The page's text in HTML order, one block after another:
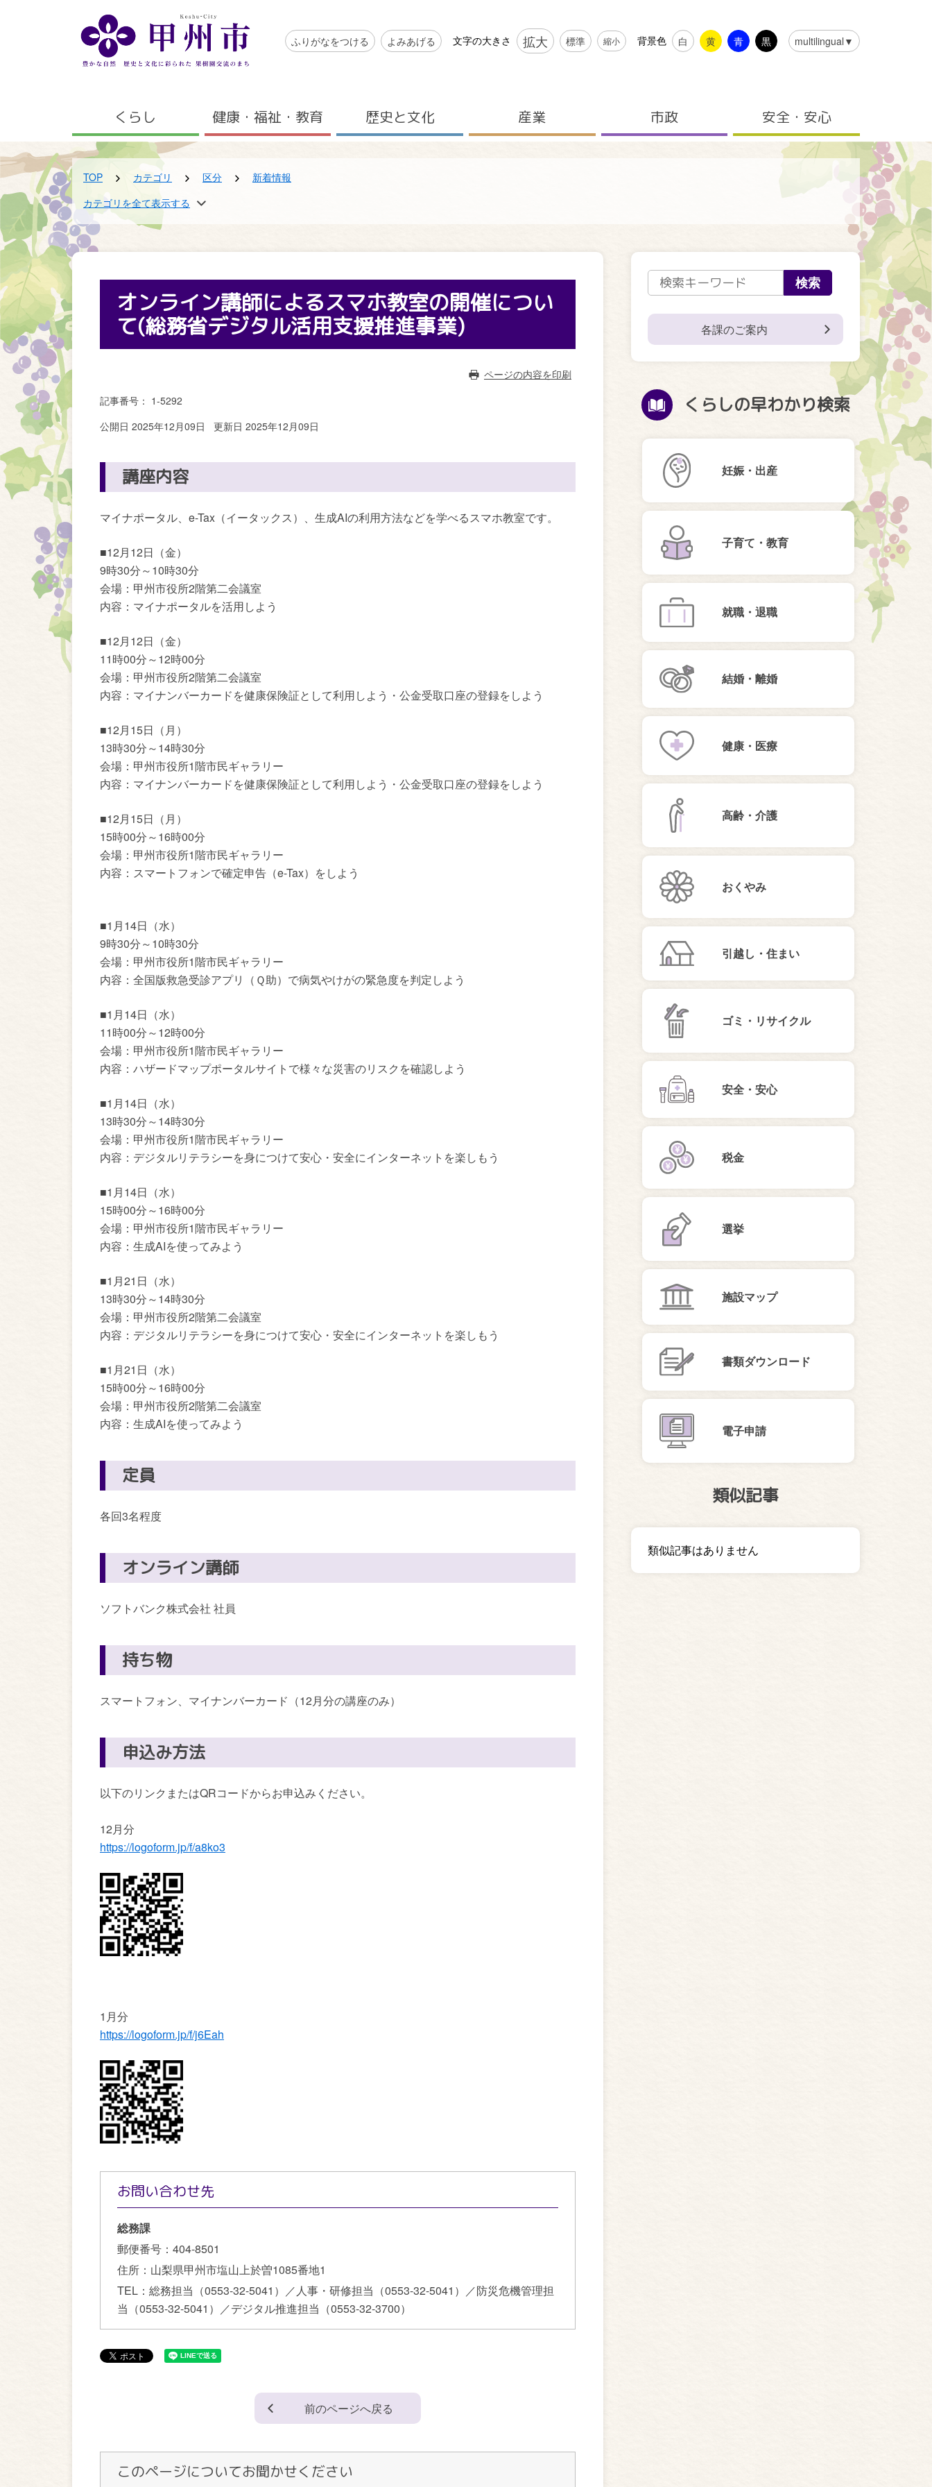
アクセシビリティツール
ふりがなをつける よみあげる 文字の大きさ 拡大 標準 縮小 背景色 白 黄 青 黒 multilingual▼
くらし 健康・福祉・教育 歴史と文化 産業 市政 安全・安心
TOP カテゴリ 区分
新着情報
組織
総務課
カテゴリを全て表示する
オンライン講師によるスマホ教室の開催につい
て(総務省デジタル活用支援推進事業)
ページの内容を印刷
記事番号： 1-5292
公開日 2025年12月09日
更新日 2025年12月09日
講座内容
マイナポータル、e-Tax（イータックス）、生成AIの利用方法などを学べるスマホ教室です。
■12月12日（金）
9時30分～10時30分
会場：甲州市役所2階第二会議室
内容：マイナポータルを活用しよう
■12月12日（金）
11時00分～12時00分
会場：甲州市役所2階第二会議室
内容：マイナンバーカードを健康保険証として利用しよう・公金受取口座の登録をしよう
■12月15日（月）
13時30分～14時30分
会場：甲州市役所1階市民ギャラリー
内容：マイナンバーカードを健康保険証として利用しよう・公金受取口座の登録をしよう
■12月15日（月）
15時00分～16時00分
会場：甲州市役所1階市民ギャラリー
内容：スマートフォンで確定申告（e-Tax）をしよう
■1月14日（水）
9時30分～10時30分
会場：甲州市役所1階市民ギャラリー
内容：全国版救急受診アプリ（Ｑ助）で病気やけがの緊急度を判定しよう
■1月14日（水）
11時00分～12時00分
会場：甲州市役所1階市民ギャラリー
内容：ハザードマップポータルサイトで様々な災害のリスクを確認しよう
■1月14日（水）
13時30分～14時30分
会場：甲州市役所1階市民ギャラリー
内容：デジタルリテラシーを身につけて安心・安全にインターネットを楽しもう
■1月14日（水）
15時00分～16時00分
会場：甲州市役所1階市民ギャラリー
内容：生成AIを使ってみよう
■1月21日（水）
13時30分～14時30分
会場：甲州市役所2階第二会議室
内容：デジタルリテラシーを身につけて安心・安全にインターネットを楽しもう
■1月21日（水）
15時00分～16時00分
会場：甲州市役所2階第二会議室
内容：生成AIを使ってみよう
定員
各回3名程度
オンライン講師
ソフトバンク株式会社 社員
持ち物
スマートフォン、マイナンバーカード（12月分の講座のみ）
申込み方法
以下のリンクまたはQRコードからお申込みください。
12月分
https://logoform.jp/f/a8ko3
1月分
https://logoform.jp/f/j6Eah
お問い合わせ先
総務課
郵便番号： 404-8501
住所： 山梨県甲州市塩山上於曽1085番地1
TEL： 総務担当（0553-32-5041）／人事・研修担当（0553-32-5041）／防災危機管理担
当（0553-32-5041）／デジタル推進担当（0553-32-3700）
前のページへ戻る
このページについてお聞かせください
各課のご案内
くらしの早わかり検索
妊娠・出産
子育て・教育
就職・退職
結婚・離婚
健康・医療
高齢・介護
おくやみ
引越し・住まい
ゴミ・リサイクル
安全・安心
税金
選挙
施設マップ
書類ダウンロード
電子申請
類似記事
類似記事はありません